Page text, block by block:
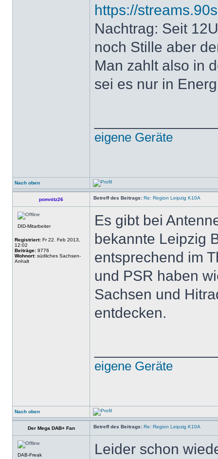
https://
Nachtrag: Seit
noch Stille aber
Man zahlt also in
sei es nur in
eigene Geräte
Nach oben
pomnitz26 Betreff des Beitrags: Re: Region Leipzig K10A
DID-Mitarbeiter
Registriert: Fr 22. Feb 2013,
12:02
Beiträge: 9776
Wohnort: südliches Sachsen-
Anhalt
Es gibt bei
bekannte Leipzig
entsprechend im
und PSR haben
Sachsen und
entdecken.
eigene Geräte
Nach oben
Der Mega DAB+ Fan Betreff des Beitrags: Re: Region Leipzig K10A
DAB-Freak
Leider schon